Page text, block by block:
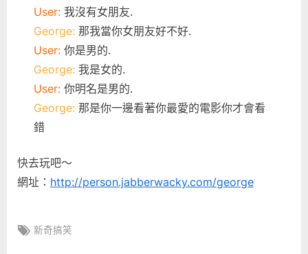
User: 我沒有女朋友.
George: 那我當你女朋友好不好.
User: 你是男的.
George: 我是女的.
User: 你明名是男的.
George: 那是你一邊看著你最愛的電影你才會看
錯
快去玩吧～
網址： http://person.jabberwacky.com/george
Tags:
新奇搞笑